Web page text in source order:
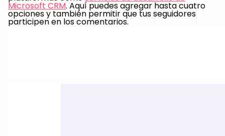
Microsoft CRM. Aquí puedes agregar hasta cuatro
opciones y también permitir que tus seguidores
participen en los comentarios.